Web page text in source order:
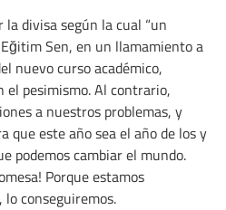
divisa según la cual “un
Sen, en un llamamiento a
nuevo curso académico,
el pesimismo. Al contrario,
a nuestros problemas, y
que este año sea el año de los y
podemos cambiar el mundo.
Porque estamos
conseguiremos.